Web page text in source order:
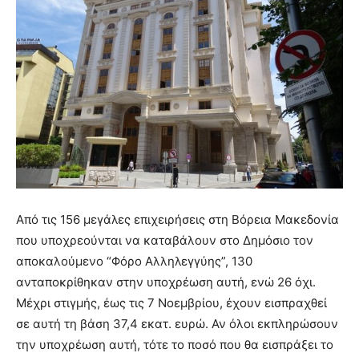
Από τις 156 μεγάλες επιχειρήσεις στη Βόρεια Μακεδονία
που υποχρεούνται να καταβάλουν στο Δημόσιο τον
αποκαλούμενο “Φόρο Αλληλεγγύης”, 130
ανταποκρίθηκαν στην υποχρέωση αυτή, ενώ 26 όχι.
Μέχρι στιγμής, έως τις 7 Νοεμβρίου, έχουν εισπραχθεί
σε αυτή τη βάση 37,4 εκατ. ευρώ. Αν όλοι εκπληρώσουν
την υποχρέωση αυτή, τότε το ποσό που θα εισπράξει το